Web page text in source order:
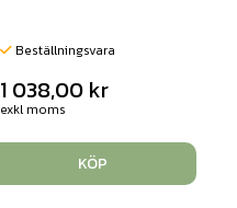
Beställningsvara
1 038,00 kr
exkl moms
KÖP